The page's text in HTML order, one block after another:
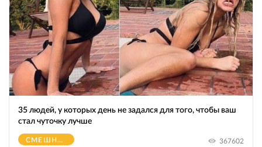
35 людей, у которых день не задался для того, чтобы ваш
стал чуточку лучше
СМЕШНОЕ 367602